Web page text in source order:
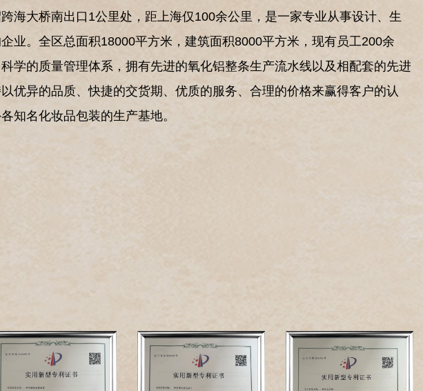
海大桥南出口1公里处，距上海仅100余公里，是一家专业从事设计、生
业。全区总面积18000平方米，建筑面积8000平方米，现有员工200余
学的质量管理体系，拥有先进的氧化铝整条生产流水线以及相配套的先进
优异的品质、快捷的交货期、优质的服务、合理的价格来赢得客户的认
知名化妆品包装的生产基地。